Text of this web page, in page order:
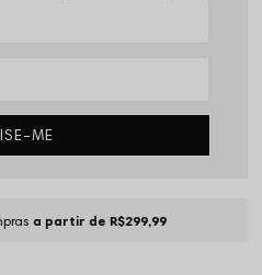
ME
a partir de R$299,99